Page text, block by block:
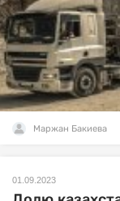
Маржан Бакиева
01.09.2023